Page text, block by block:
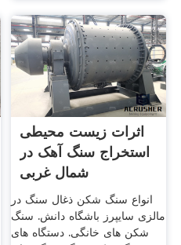
اثرات زیست محیطی
استخراج سنگ آهک در
شمال غربی
انواع سنگ شکن ذغال سنگ در
مالزی سایپرز باشگاه دانش. سنگ
شکن های خانگی. دستگاه های